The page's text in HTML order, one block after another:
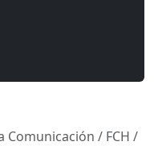
Comunicación / FCH /